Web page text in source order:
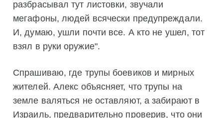
разбрасывал тут листовки, звучали
мегафоны, людей всячески предупреждали.
И, думаю, ушли почти все. А кто не ушел, тот
взял в руки оружие".
Спрашиваю, где трупы боевиков и мирных
жителей. Алекс объясняет, что трупы на
земле валяться не оставляют, а забирают в
Израиль, предварительно проверив, что они